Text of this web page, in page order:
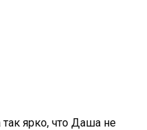
ярко, что Даша не